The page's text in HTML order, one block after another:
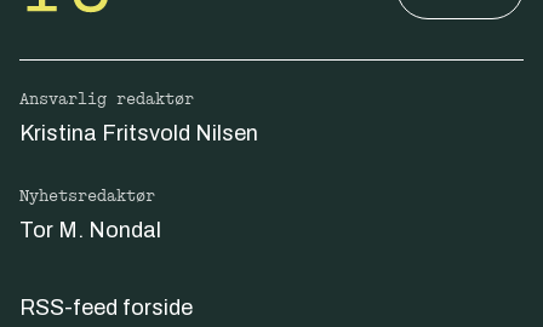
Ansvarlig redaktør
Kristina Fritsvold Nilsen
Nyhetsredaktør
Tor M. Nondal
RSS-feed forside